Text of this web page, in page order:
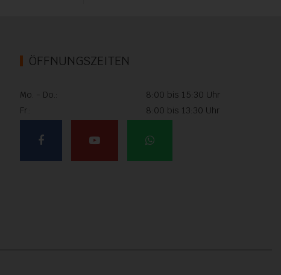
ÖFFNUNGSZEITEN
Mo. - Do.:
8:00 bis 15:30 Uhr
Fr.:
8:00 bis 13:30 Uhr